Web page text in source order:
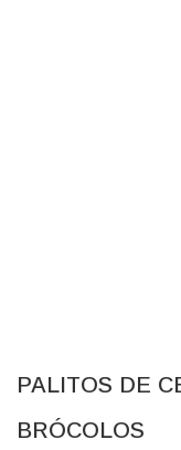
PALITOS DE
BRÓCOLOS